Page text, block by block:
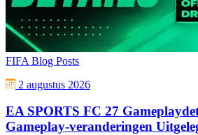
FIFA Blog Posts
2 augustus 2026
EA SPORTS FC 27
Gameplay-veranderingen